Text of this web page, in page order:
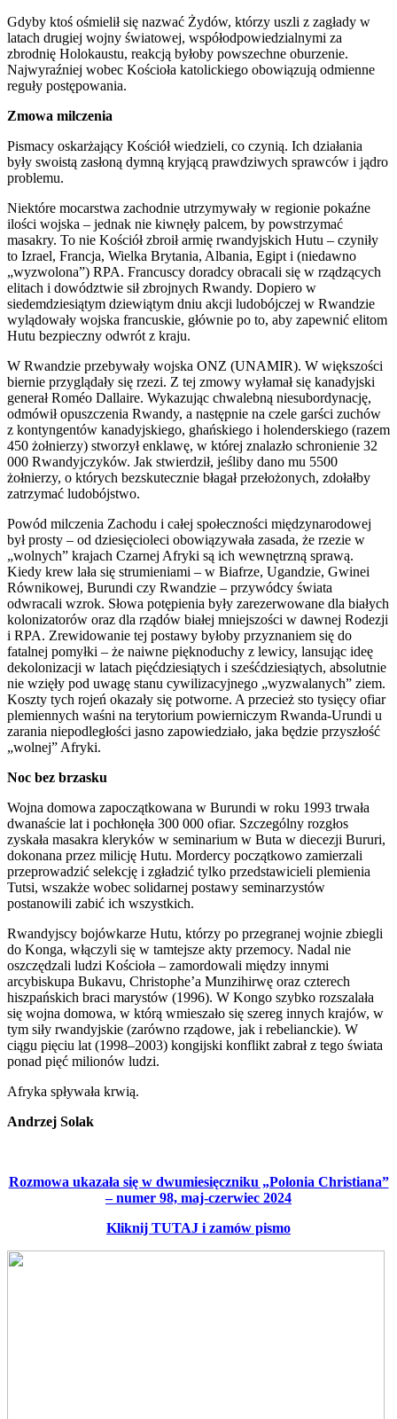
Gdyby ktoś ośmielił się nazwać Żydów, którzy uszli z zagłady w
latach drugiej wojny światowej, współodpowiedzialnymi za
zbrodnię Holokaustu, reakcją byłoby powszechne oburzenie.
Najwyraźniej wobec Kościoła katolickiego obowiązują odmienne
reguły postępowania.
Zmowa milczenia
Pismacy oskarżający Kościół wiedzieli, co czynią. Ich działania
były swoistą zasłoną dymną kryjącą prawdziwych sprawców i jądro
problemu.
Niektóre mocarstwa zachodnie utrzymywały w regionie pokaźne
ilości wojska – jednak nie kiwnęły palcem, by powstrzymać
masakry. To nie Kościół zbroił armię rwandyjskich Hutu – czyniły
to Izrael, Francja, Wielka Brytania, Albania, Egipt i (niedawno
„wyzwolona”) RPA. Francuscy doradcy obracali się w rządzących
elitach i dowództwie sił zbrojnych Rwandy. Dopiero w
siedemdziesiątym dziewiątym dniu akcji ludobójczej w Rwandzie
wylądowały wojska francuskie, głównie po to, aby zapewnić elitom
Hutu bezpieczny odwrót z kraju.
W Rwandzie przebywały wojska ONZ (UNAMIR). W większości
biernie przyglądały się rzezi. Z tej zmowy wyłamał się kanadyjski
generał Roméo Dallaire. Wykazując chwalebną niesubordynację,
odmówił opuszczenia Rwandy, a następnie na czele garści zuchów
z kontyngentów kanadyjskiego, ghańskiego i holenderskiego (razem
450 żołnierzy) stworzył enklawę, w której znalazło schronienie 32
000 Rwandyjczyków. Jak stwierdził, jeśliby dano mu 5500
żołnierzy, o których bezskutecznie błagał przełożonych, zdołałby
zatrzymać ludobójstwo.
Powód milczenia Zachodu i całej społeczności międzynarodowej
był prosty – od dziesięcioleci obowiązywała zasada, że rzezie w
„wolnych” krajach Czarnej Afryki są ich wewnętrzną sprawą.
Kiedy krew lała się strumieniami – w Biafrze, Ugandzie, Gwinei
Równikowej, Burundi czy Rwandzie – przywódcy świata
odwracali wzrok. Słowa potępienia były zarezerwowane dla białych
kolonizatorów oraz dla rządów białej mniejszości w dawnej Rodezji
i RPA. Zrewidowanie tej postawy byłoby przyznaniem się do
fatalnej pomyłki – że naiwne pięknoduchy z lewicy, lansując ideę
dekolonizacji w latach pięćdziesiątych i sześćdziesiątych, absolutnie
nie wzięły pod uwagę stanu cywilizacyjnego „wyzwalanych” ziem.
Koszty tych rojeń okazały się potworne. A przecież sto tysięcy ofiar
plemiennych waśni na terytorium powierniczym Rwanda-Urundi u
zarania niepodległości jasno zapowiedziało, jaka będzie przyszłość
„wolnej” Afryki.
Noc bez brzasku
Wojna domowa zapoczątkowana w Burundi w roku 1993 trwała
dwanaście lat i pochłonęła 300 000 ofiar. Szczególny rozgłos
zyskała masakra kleryków w seminarium w Buta w diecezji Bururi,
dokonana przez milicję Hutu. Mordercy początkowo zamierzali
przeprowadzić selekcję i zgładzić tylko przedstawicieli plemienia
Tutsi, wszakże wobec solidarnej postawy seminarzystów
postanowili zabić ich wszystkich.
Rwandyjscy bojówkarze Hutu, którzy po przegranej wojnie zbiegli
do Konga, włączyli się w tamtejsze akty przemocy. Nadal nie
oszczędzali ludzi Kościoła – zamordowali między innymi
arcybiskupa Bukavu, Christophe’a Munzihirwę oraz czterech
hiszpańskich braci marystów (1996). W Kongo szybko rozszalała
się wojna domowa, w którą wmieszało się szereg innych krajów, w
tym siły rwandyjskie (zarówno rządowe, jak i rebelianckie). W
ciągu pięciu lat (1998–2003) kongijski konflikt zabrał z tego świata
ponad pięć milionów ludzi.
Afryka spływała krwią.
Andrzej Solak
Rozmowa ukazała się w dwumiesięczniku „Polonia Christiana”
– numer 98, maj-czerwiec 2024
Kliknij TUTAJ i zamów pismo